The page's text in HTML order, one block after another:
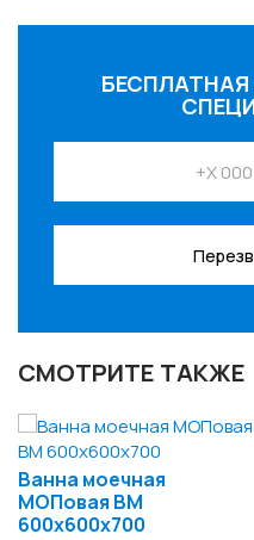
СМОТРИТЕ ТАКЖЕ
Ванна моечная
МОПовая ВМ
600x600x700